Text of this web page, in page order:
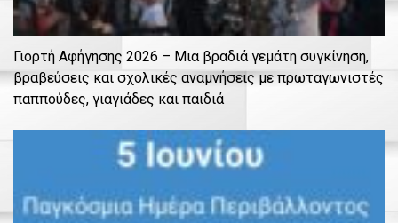
Γιορτή Αφήγησης 2026 – Μια βραδιά γεμάτη συγκίνηση,
βραβεύσεις και σχολικές αναμνήσεις με πρωταγωνιστές
παππούδες, γιαγιάδες και παιδιά